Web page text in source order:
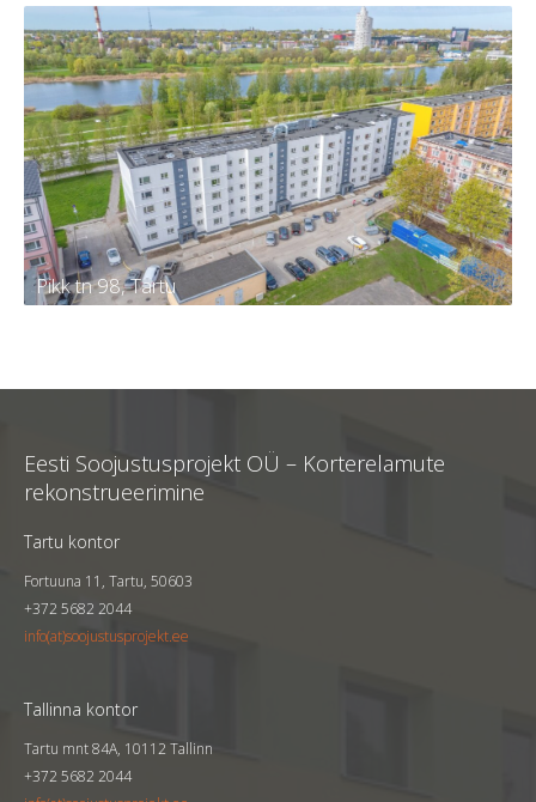
Ringtee 3, Tõrvandi
Tellija
KÜ Kambja vald, Tõrvandi alevi,
Ringtee 3
Kortereid
60
Aasta
2024
Pikk tn 98, Tartu
Kortereid
60
Eesti Soojustusprojekt OÜ – Korterelamute
rekonstrueerimine
Tartu kontor
Fortuuna 11, Tartu, 50603
+372 5682 2044
info(at)soojustusprojekt.ee
Tallinna kontor
Tartu mnt 84A, 10112 Tallinn
+372 5682 2044